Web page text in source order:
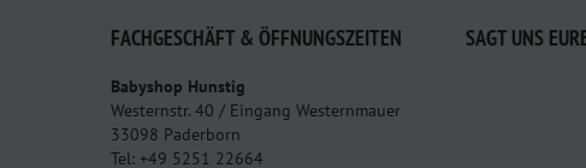
FACHGESCHÄFT & ÖFFNUNGSZEITEN
Babyshop Hunstig
Westernstr. 40 / Eingang Westernmauer
33098 Paderborn
Tel: +49 5251 22664
SAGT UNS